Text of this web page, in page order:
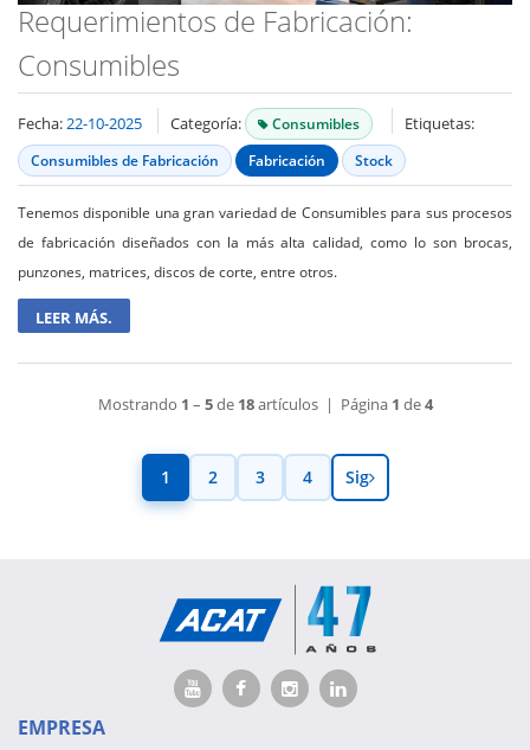
Requerimientos de Fabricación:
Consumibles
Fecha:22-10-2025 Categoría: Consumibles Etiquetas:
Consumibles de Fabricación Fabricación Stock
Tenemos disponible una gran variedad de Consumibles para sus procesos
de fabricación diseñados con la más alta calidad, como lo son brocas,
punzones, matrices, discos de corte, entre otros.
LEER MÁS.
Mostrando 1 – 5de 18artículos | Página 1 de4
1 2 3 4 Sig
EMPRESA